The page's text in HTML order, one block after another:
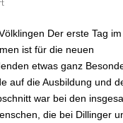
Der erste Tag im
ist für die neuen
etwas ganz
auf die Ausbildung und
war bei den
die bei Dillinger